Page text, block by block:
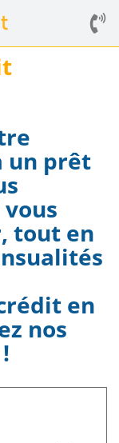
un prêt
tout en
en
nos